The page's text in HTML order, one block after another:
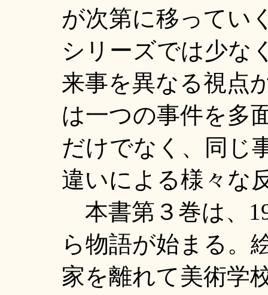
が次第に移ってい
シリーズでは少な
来事を異なる視点
は一つの事件を多
だけでなく、同じ
違いによる様々な
本書第３巻は、
ら物語が始まる。
家を離れて美術学